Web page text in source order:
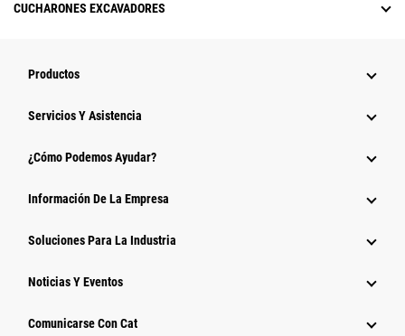
CUCHARONES EXCAVADORES
Productos
Servicios Y Asistencia
¿Cómo Podemos Ayudar?
Información De La Empresa
Soluciones Para La Industria
Noticias Y Eventos
Comunicarse Con Cat